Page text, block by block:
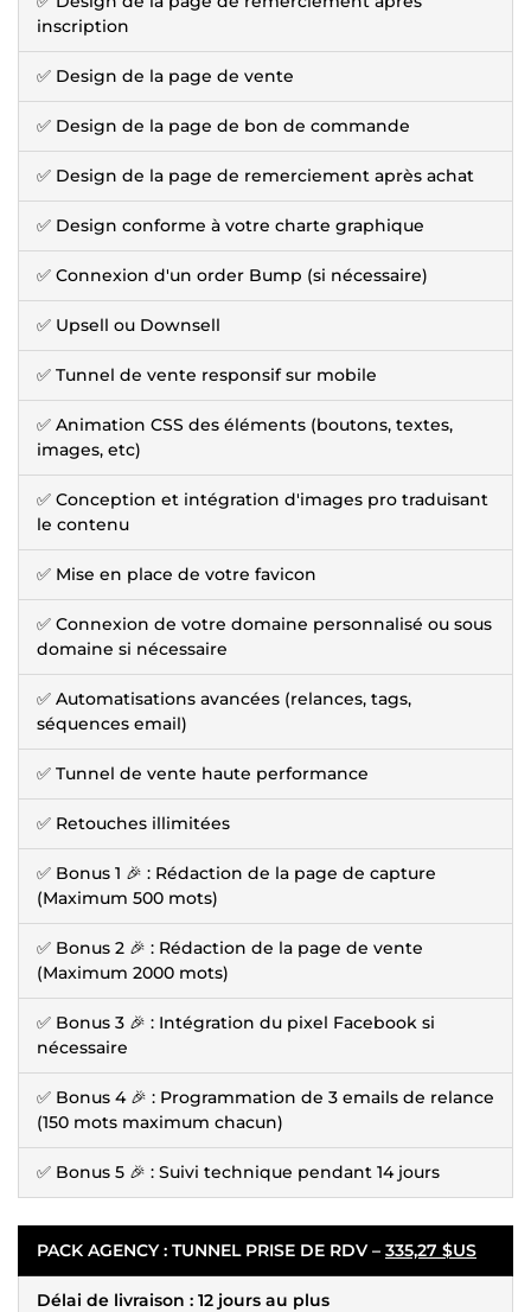
inscription
✅ Design de la page de vente
✅ Design de la page de bon de commande
✅ Design de la page de remerciement après achat
✅ Design conforme à votre charte graphique
✅ Connexion d'un order Bump (si nécessaire)
✅ Upsell ou Downsell
✅ Tunnel de vente responsif sur mobile
✅ Animation CSS des éléments (boutons, textes,
images, etc)
✅ Conception et intégration d'images pro traduisant
le contenu
✅ Mise en place de votre favicon
✅ Connexion de votre domaine personnalisé ou sous
domaine si nécessaire
✅ Automatisations avancées (relances, tags,
séquences email)
✅ Tunnel de vente haute performance
✅ Retouches illimitées
✅ Bonus 1 🎉 : Rédaction de la page de capture
(Maximum 500 mots)
✅ Bonus 2 🎉 : Rédaction de la page de vente
(Maximum 2000 mots)
✅ Bonus 3 🎉 : Intégration du pixel Facebook si
nécessaire
✅ Bonus 4 🎉 : Programmation de 3 emails de relance
(150 mots maximum chacun)
✅ Bonus 5 🎉 : Suivi technique pendant 14 jours
PACK AGENCY : TUNNEL PRISE DE RDV – 335,27 $US
Délai de livraison : 12 jours au plus